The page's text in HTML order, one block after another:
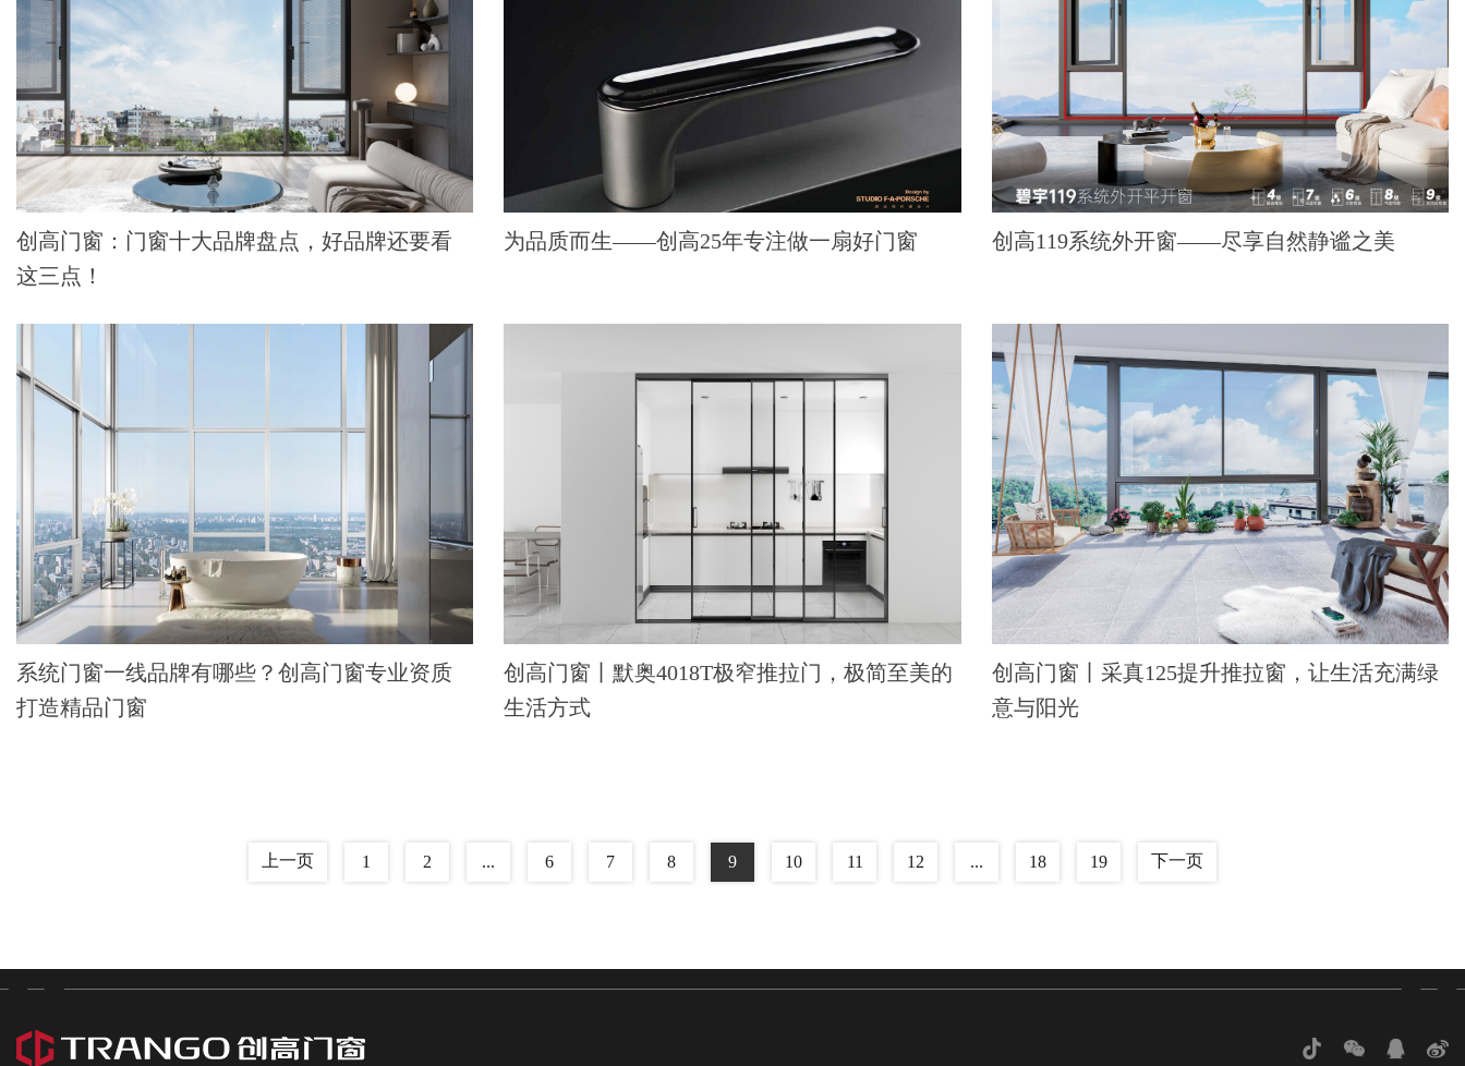
创高门窗：门窗十大品牌盘点，好品牌还要看
这三点！
为品质而生——创高25年专注做一扇好门窗 创高119系统外开窗——尽享自然静谧之美
系统门窗一线品牌有哪些？创高门窗专业资质
打造精品门窗
创高门窗丨默奥4018T极窄推拉门，极简至美的
生活方式
创高门窗丨采真125提升推拉窗，让生活充满绿
意与阳光
上一页 1 2 ... 6 7 8 9 10 11 12 ... 18 19 下一页